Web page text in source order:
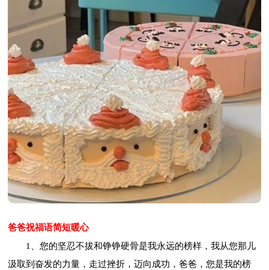
爸爸祝福语简短暖心
1、您的坚忍不拔和铮铮硬骨是我永远的榜样，我从您那儿
汲取到奋发的力量，走过挫折，迈向成功，爸爸，您是我的榜